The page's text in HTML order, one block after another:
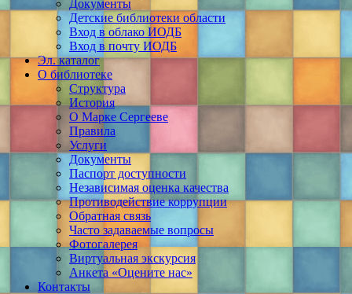
Документы
Детские библиотеки области
Вход в облако ИОДБ
Вход в почту ИОДБ
Эл. каталог
О библиотеке
Структура
История
О Марке Сергееве
Правила
Услуги
Документы
Паспорт доступности
Независимая оценка качества
Противодействие коррупции
Обратная связь
Часто задаваемые вопросы
Фотогалерея
Виртуальная экскурсия
Анкета «Оцените нас»
Контакты